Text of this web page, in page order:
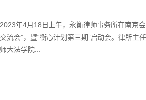
2023年4月18日上午，永衡律师事务所在南京
交流会”，暨“衡心计划第三期”启动会。律所
师大法学院...